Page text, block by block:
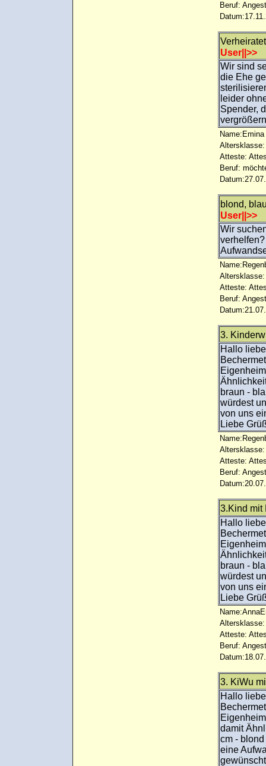
Beruf:
User||>>
Wir sind
die Ehe
leider
Spender,
Name:Emina
Altersklasse:
Atteste:
Beruf:
blond,
User||>>
Wir
Altersklasse:
Atteste:
Beruf:
3.
Hallo
braun -
würdest
von uns
Liebe
Altersklasse:
Atteste:
Beruf:
3.Kind mit
Hallo
braun -
würdest
von uns
Liebe
Altersklasse:
Atteste:
Beruf:
3. KiWu
Hallo
damit
cm -
eine